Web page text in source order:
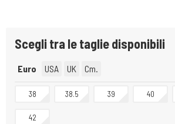
Scegli tra le taglie disponibili
Euro USA UK Cm.
38 38.5 39 40
42